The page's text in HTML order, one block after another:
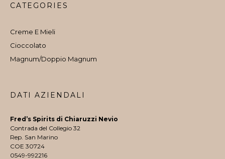
DATI AZIENDALI
Fred’s Spirits di Chiaruzzi Nevio
Contrada del Collegio 32
Rep. San Marino
COE 30724
0549-992216
CATEGORIES
Creme E Mieli
Cioccolato
Magnum/Doppio Magnum